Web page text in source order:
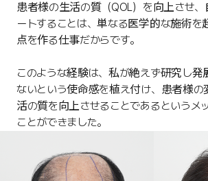
患者様の生活の質（QOL）を向上させ
ートすることは、単なる医学的な施術を
点を作る仕事だからです。
このような経験は、私が絶えず研究し発
ないという使命感を植え付け、患者様の
活の質を向上させることであるというメ
ことができました。